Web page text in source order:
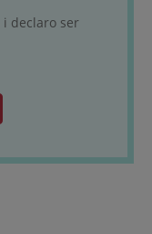
i declaro ser